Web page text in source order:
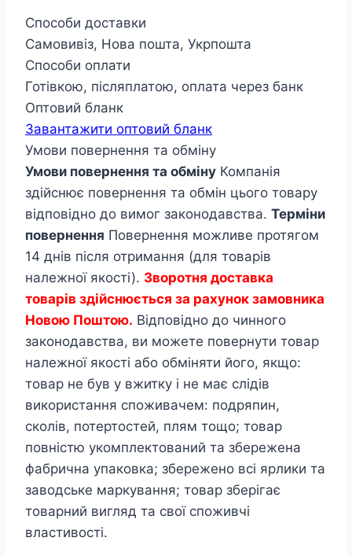
Способи доставки
Самовивіз, Нова пошта, Укрпошта
Способи оплати
Готівкою, післяплатою, оплата через банк
Оптовий бланк
Завантажити оптовий бланк
Умови повернення та обміну
Умови повернення та обміну Компанія
здійснює повернення та обмін цього товару
відповідно до вимог законодавства. Терміни
повернення Повернення можливе протягом
14 днів після отримання (для товарів
належної якості). Зворотня доставка
товарів здійснюється за рахунок замовника
Новою Поштою. Відповідно до чинного
законодавства, ви можете повернути товар
належної якості або обміняти його, якщо:
товар не був у вжитку і не має слідів
використання споживачем: подряпин,
сколів, потертостей, плям тощо; товар
повністю укомплектований та збережена
фабрична упаковка; збережено всі ярлики та
заводське маркування; товар зберігає
товарний вигляд та свої споживчі
властивості.